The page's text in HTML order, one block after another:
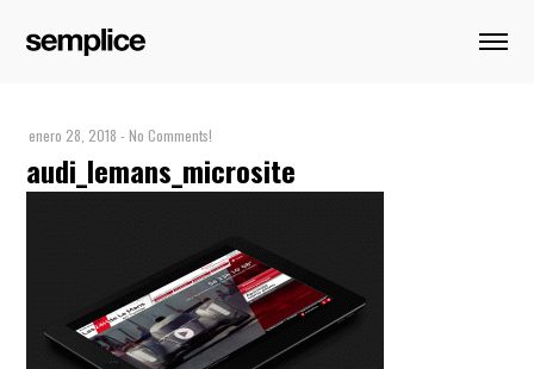
enero 28, 2018 - No Comments!
audi_lemans_microsite